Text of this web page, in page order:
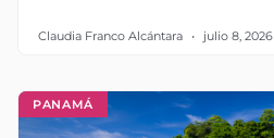
Claudia Franco Alcántara julio 8, 2026
PANAMÁ